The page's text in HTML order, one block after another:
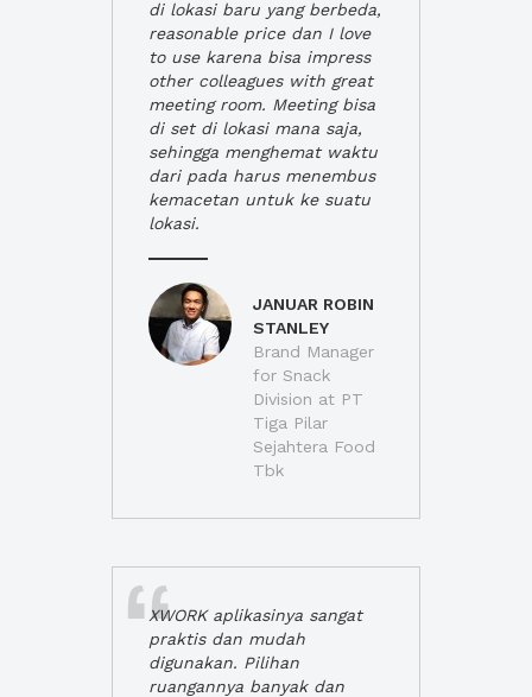
di lokasi baru yang berbeda,
reasonable price dan I love
to use karena bisa impress
other colleagues with great
meeting room. Meeting bisa
di set di lokasi mana saja,
sehingga menghemat waktu
dari pada harus menembus
kemacetan untuk ke suatu
lokasi.
JANUAR ROBIN
STANLEY
Brand Manager
for Snack
Division at PT
Tiga Pilar
Sejahtera Food
Tbk
XWORK aplikasinya sangat
praktis dan mudah
digunakan. Pilihan
ruangannya banyak dan